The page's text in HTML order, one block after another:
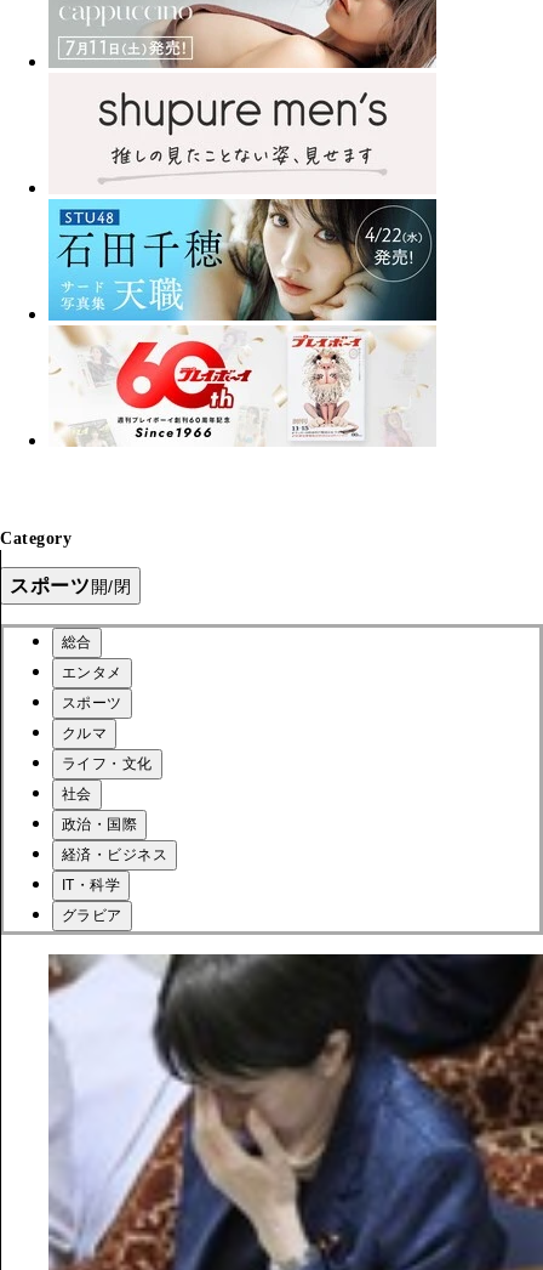
Category
スポーツ開/閉
総合
エンタメ
スポーツ
クルマ
ライフ・文化
社会
政治・国際
経済・ビジネス
IT・科学
グラビア